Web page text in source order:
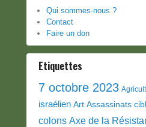
Qui sommes-nous ?
Contact
Faire un don
Etiquettes
7 octobre 2023
israélien Art Assassinats
colons Axe de la